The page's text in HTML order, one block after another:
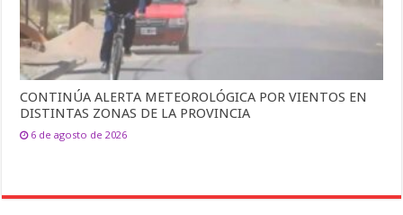
CONTINÚA ALERTA METEOROLÓGICA POR VIENTOS EN
DISTINTAS ZONAS DE LA PROVINCIA
6 de agosto de 2026